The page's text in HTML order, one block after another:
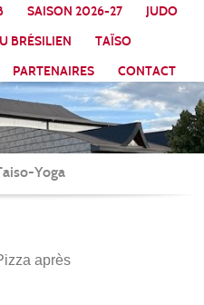
SAISON 2026-27
JUDO
BRÉSILIEN
TAÏSO
PARTENAIRES CONTACT
Yoga
après